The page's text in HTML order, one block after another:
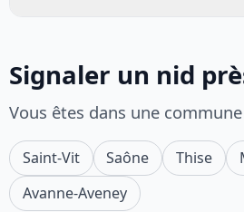
Signaler un nid
Vous êtes dans une
Saint-Vit Saône Thise
Avanne-Aveney